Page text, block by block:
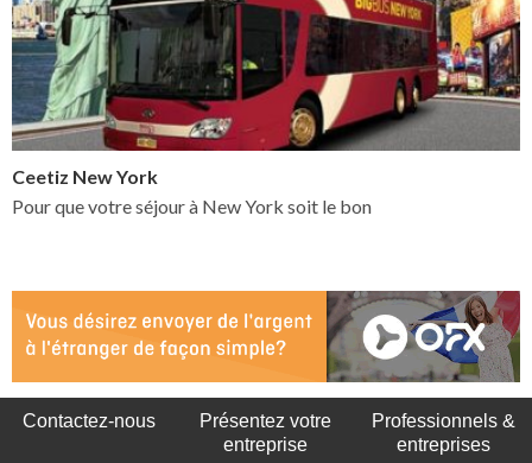
Ceetiz New York
Pour que votre séjour à New York soit le bon
Contactez-nous
Présentez votre
entreprise
Professionnels &
entreprises